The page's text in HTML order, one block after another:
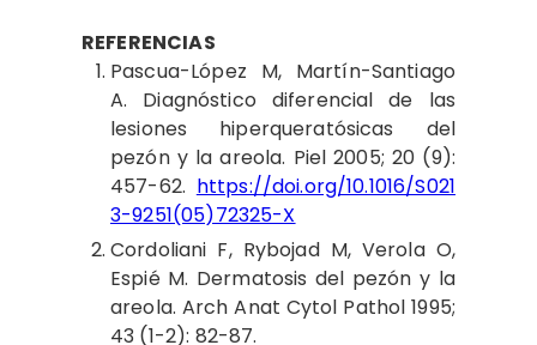
REFERENCIAS
Pascua-López M, Martín-Santiago
A. Diagnóstico diferencial de las
lesiones hiperqueratósicas del
pezón y la areola. Piel 2005; 20 (9):
457-62. https://doi.org/10.1016/S021
3-9251(05)72325-X
Cordoliani F, Rybojad M, Verola O,
Espié M. Dermatosis del pezón y la
areola. Arch Anat Cytol Pathol 1995;
43 (1-2): 82-87.